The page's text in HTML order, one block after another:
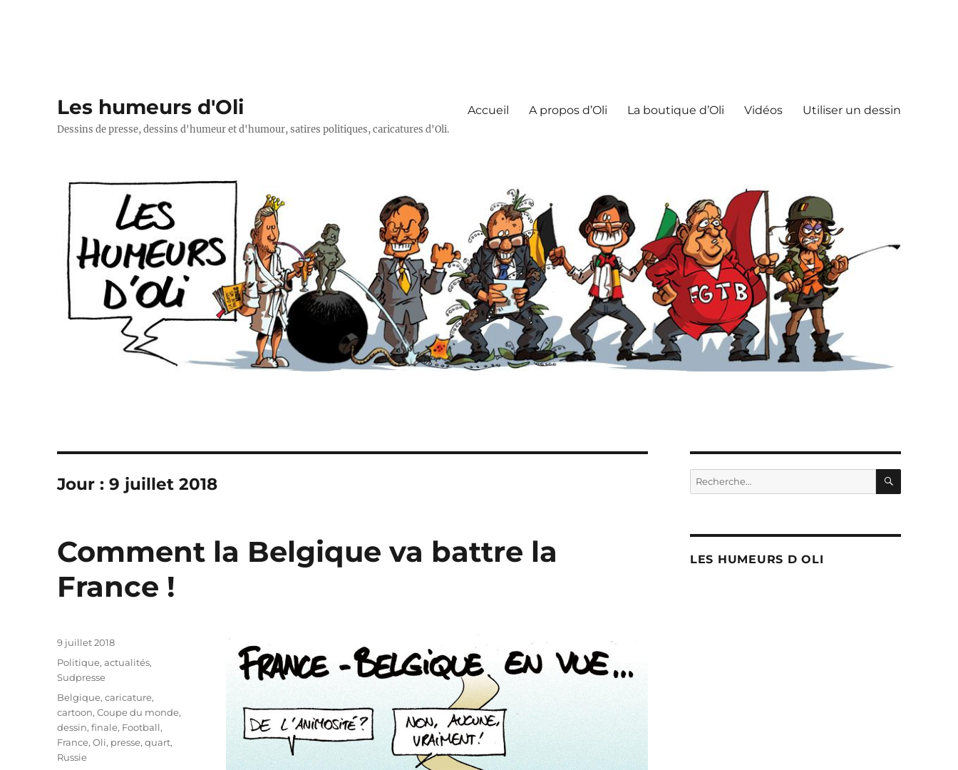
Les humeurs d'Oli
Dessins de presse, dessins d'humeur et d'humour, satires politiques, caricatures d'Oli.
Accueil A propos d’Oli La boutique d’Oli Vidéos Utiliser un dessin
Jour :9 juillet 2018
Comment la Belgique va battre la
France !
Publié
9 juillet 2018
Catégories
Politique, actualités,
Sudpresse
Étiquettes
Belgique,caricature,
cartoon,Coupe du monde,
dessin,finale, Football,
France,Oli, presse,quart,
Russie
Recherche
pour :
LES HUMEURS D OLI